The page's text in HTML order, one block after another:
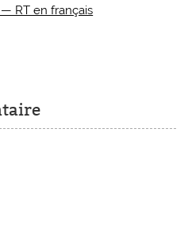
RT en français